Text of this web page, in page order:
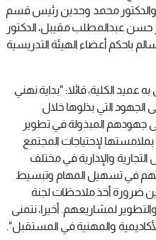
والدكتور محمد وحدين رئيس قسم
حسن عبدالمطلب مقيبل، الدكتور
باحكم أعضاء الهيئة التدريسية
الكلية، قائلا: "بداية نهني
الجهود التي بذلوها خلال
جهودهم المبذولة في تطوير
لإحتياجات المجتمع
والإدارية في مختلف
في تسهيل المهام وتبسيط
ضرورة أخذ ملاحظات لجنة
لمشاريعهم. أخيرا، نتمنى
والمهنية في المستقبل".